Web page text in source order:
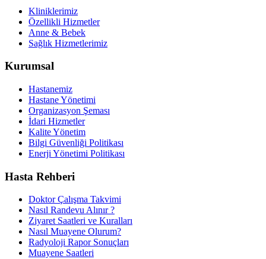
Kliniklerimiz
Özellikli Hizmetler
Anne & Bebek
Sağlık Hizmetlerimiz
Kurumsal
Hastanemiz
Hastane Yönetimi
Organizasyon Şeması
İdari Hizmetler
Kalite Yönetim
Bilgi Güvenliği Politikası
Enerji Yönetimi Politikası
Hasta Rehberi
Doktor Çalışma Takvimi
Nasıl Randevu Alınır ?
Ziyaret Saatleri ve Kuralları
Nasıl Muayene Olurum?
Radyoloji Rapor Sonuçları
Muayene Saatleri